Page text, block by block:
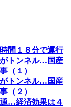
間１８分で運行
がトンネル…国産
（１）
がトンネル…国産
（２）
…経済効果は４